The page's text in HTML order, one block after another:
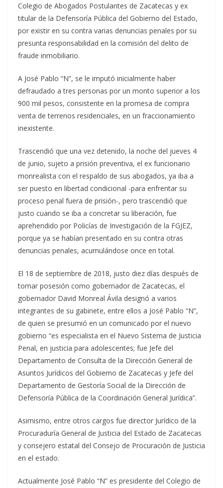
Colegio de Abogados Postulantes de Zacatecas y ex
titular de la Defensoría Pública del Gobierno del Estado,
por existir en su contra varias denuncias penales por su
presunta responsabilidad en la comisión del delito de
fraude inmobiliario.
A José Pablo “N”, se le imputó inicialmente haber
defraudado a tres personas por un monto superior a los
900 mil pesos, consistente en la promesa de compra
venta de terrenos residenciales, en un fraccionamiento
inexistente.
Trascendió que una vez detenido, la noche del jueves 4
de junio, sujeto a prisión preventiva, el ex funcionario
monrealista con el respaldo de sus abogados, ya iba a
ser puesto en libertad condicional -para enfrentar su
proceso penal fuera de prisión-, pero trascendió que
justo cuando se iba a concretar su liberación, fue
aprehendido por Policías de Investigación de la FGJEZ,
porque ya se habían presentado en su contra otras
denuncias penales, acumulándose once en total.
El 18 de septiembre de 2018, justo diez días después de
tomar posesión como gobernador de Zacatecas, el
gobernador David Monreal Ávila designó a varios
integrantes de su gabinete, entre ellos a José Pablo “N”,
de quien se presumió en un comunicado por el nuevo
gobierno “es especialista en el Nuevo Sistema de Justicia
Penal, en justicia para adolescentes; fue Jefe del
Departamento de Consulta de la Dirección General de
Asuntos Jurídicos del Gobierno de Zacatecas y Jefe del
Departamento de Gestoría Social de la Dirección de
Defensoría Pública de la Coordinación General Jurídica”.
Asimismo, entre otros cargos fue director Jurídico de la
Procuraduría General de Justicia del Estado de Zacatecas
y consejero estatal del Consejo de Procuración de Justicia
en el estado.
Actualmente José Pablo “N” es presidente del Colegio de